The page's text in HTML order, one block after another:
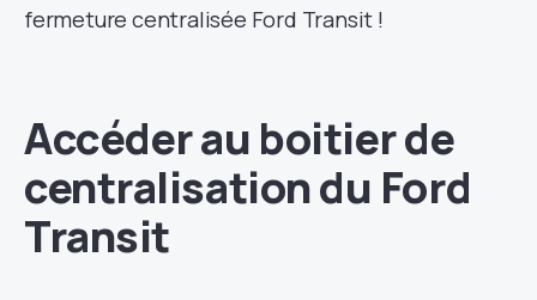
fermeture centralisée Ford Transit !
Accéder au boitier de
centralisation du Ford
Transit